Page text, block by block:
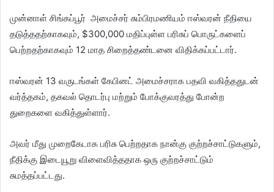
முன்னாள் சிங்கப்பூர் அமைச்சர் சும்பிரமணியம் ஈஸ்வரன் நீதியை
தடுத்ததற்காகவும், $300,000 மதிப்புள்ள பரிசுப் பொருட்களைப்
பெற்றதற்காகவும் 12 மாத சிறைத்தண்டனை விதிக்கப்பட்டார்.
ஈஸ்வரன் 13 வருடங்கள் கேபினட் அமைச்சராக பதவி வகித்ததுடன்
வர்த்தகம், தகவல் தொடர்பு மற்றும் போக்குவரத்து போன்ற
துறைகளை வகித்துள்ளார்.
அவர் மீது முறைகேடாக பரிசு பெற்றதாக நான்கு குற்றச்சாட்டுகளும்,
நீதிக்கு இடையூறு விளைவித்ததாக ஒரு குற்றச்சாட்டும்
சுமத்தப்பட்டது.